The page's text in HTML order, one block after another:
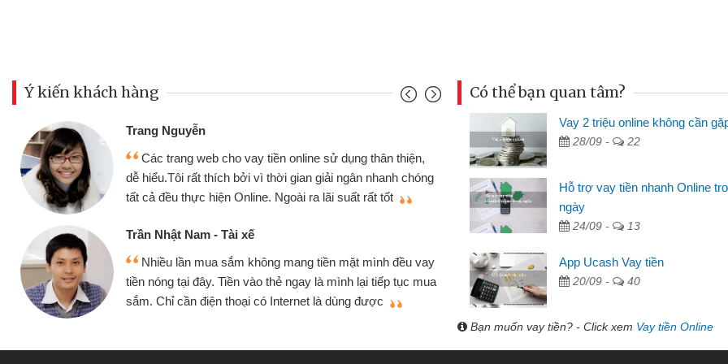
Ý kiến khách hàng
Trang Nguyễn
Các trang web cho vay tiền online sử dụng thân thiện,
dễ hiểu.Tôi rất thích bởi vì thời gian giải ngân nhanh chóng
tất cả đều thực hiện Online. Ngoài ra lãi suất rất tốt
Trần Nhật Nam - Tài xế
Nhiều lần mua sắm không mang tiền mặt mình đều vay
tiền nóng tại đây. Tiền vào thẻ ngay là mình lại tiếp tục mua
sắm. Chỉ cần điện thoại có Internet là dùng được
Đoàn Hữu Cảnh
Mình cần tiền gấp nên định
nhưng thật may đã có gói vay
không cần gặp mặt nên rất tiện
bè biết
Tôi kinh doanh buôn bán
hàng, nhờ biết đến website
quyết được công việc của
Có thể bạn quan tâm?
Vay 2 triệu online không cần
28/09 - 22
Hỗ trợ vay tiền nhanh Online
ngày
24/09 - 13
App Ucash Vay tiền
20/09 - 40
Bạn muốn vay tiền? - Click xem Vay tiền Online